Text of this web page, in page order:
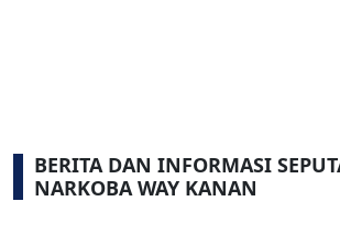
BERITA DAN INFORMASI
NARKOBA WAY KANAN